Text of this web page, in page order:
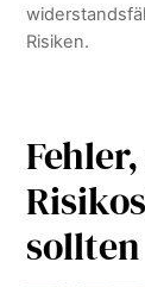
Risiken.
sollten